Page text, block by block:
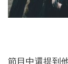
節目中還提到